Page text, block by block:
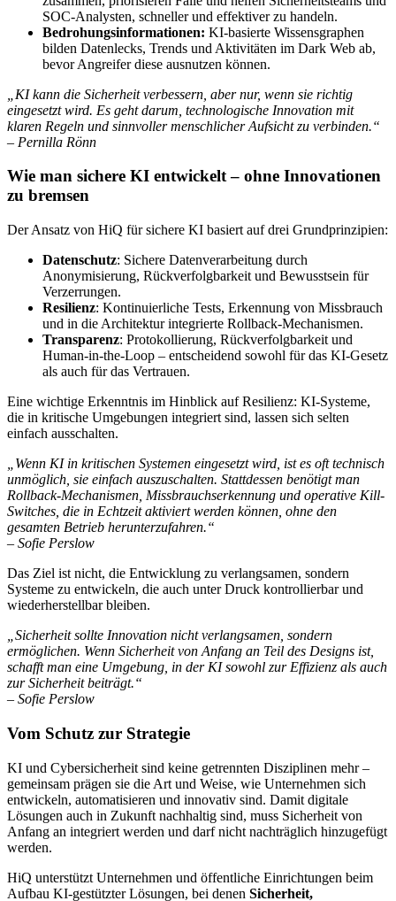
SOC-Analysten, schneller und effektiver zu handeln.
Bedrohungsinformationen: KI-basierte Wissensgraphen
bilden Datenlecks, Trends und Aktivitäten im Dark Web ab,
bevor Angreifer diese ausnutzen können.
„KI kann die Sicherheit verbessern, aber nur, wenn sie richtig
eingesetzt wird. Es geht darum, technologische Innovation mit
klaren Regeln und sinnvoller menschlicher Aufsicht zu verbinden.“
– Pernilla Rönn
Wie man sichere KI entwickelt – ohne Innovationen
zu bremsen
Der Ansatz von HiQ für sichere KI basiert auf drei Grundprinzipien:
Datenschutz: Sichere Datenverarbeitung durch
Anonymisierung, Rückverfolgbarkeit und Bewusstsein für
Verzerrungen.
Resilienz: Kontinuierliche Tests, Erkennung von Missbrauch
und in die Architektur integrierte Rollback-Mechanismen.
Transparenz: Protokollierung, Rückverfolgbarkeit und
Human-in-the-Loop – entscheidend sowohl für das KI-Gesetz
als auch für das Vertrauen.
Eine wichtige Erkenntnis im Hinblick auf Resilienz: KI-Systeme,
die in kritische Umgebungen integriert sind, lassen sich selten
einfach ausschalten.
„Wenn KI in kritischen Systemen eingesetzt wird, ist es oft technisch
unmöglich, sie einfach auszuschalten. Stattdessen benötigt man
Rollback-Mechanismen, Missbrauchserkennung und operative Kill-
Switches, die in Echtzeit aktiviert werden können, ohne den
gesamten Betrieb herunterzufahren.“
– Sofie Perslow
Das Ziel ist nicht, die Entwicklung zu verlangsamen, sondern
Systeme zu entwickeln, die auch unter Druck kontrollierbar und
wiederherstellbar bleiben.
„Sicherheit sollte Innovation nicht verlangsamen, sondern
ermöglichen. Wenn Sicherheit von Anfang an Teil des Designs ist,
schafft man eine Umgebung, in der KI sowohl zur Effizienz als auch
zur Sicherheit beiträgt.“
– Sofie Perslow
Vom Schutz zur Strategie
KI und Cybersicherheit sind keine getrennten Disziplinen mehr –
gemeinsam prägen sie die Art und Weise, wie Unternehmen sich
entwickeln, automatisieren und innovativ sind. Damit digitale
Lösungen auch in Zukunft nachhaltig sind, muss Sicherheit von
Anfang an integriert werden und darf nicht nachträglich hinzugefügt
werden.
HiQ unterstützt Unternehmen und öffentliche Einrichtungen beim
Aufbau KI-gestützter Lösungen, bei denen Sicherheit,